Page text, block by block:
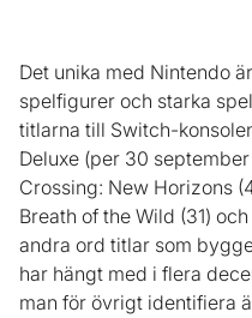
Det unika med Nintendo
spelfigurer och starka
titlarna till Switch-
Deluxe (per 30
Crossing: New Horizons
Breath of the Wild (31)
andra ord titlar som
har hängt med i flera
man för övrigt identifiera